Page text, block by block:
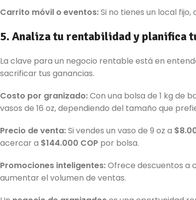
Carrito móvil o eventos:Si no tienes un local
5. Analiza tu rentabilidad y planifica
La clave para un negocio rentable está en
sacrificar tus ganancias.
Costo por granizado:Con una bolsa de 1 kg de
vasos de 16 oz, dependiendo del tamaño que
Precio de venta:Si vendes un vaso de 9 oz a
acercar a $144.000 COP por bolsa.
Promociones inteligentes:Ofrece descuentos a
aumentar el volumen de ventas.